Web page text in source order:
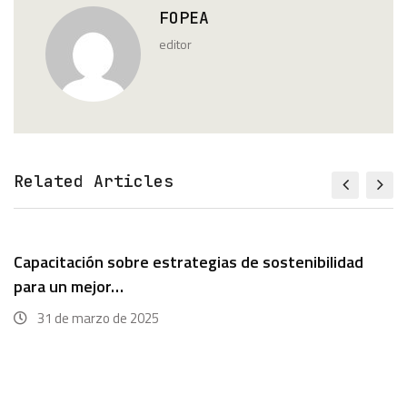
FOPEA
editor
Related Articles
Capacitación sobre estrategias de sostenibilidad
para un mejor…
31 de marzo de 2025